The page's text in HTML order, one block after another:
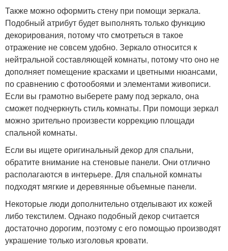
Также можно оформить стену при помощи зеркала.
Подобный атрибут будет выполнять только функцию
декорирования, потому что смотреться в такое
отражение не совсем удобно. Зеркало относится к
нейтральной составляющей комнаты, потому что оно не
дополняет помещение красками и цветными нюансами,
по сравнению с фотообоями и элементами живописи.
Если вы грамотно выберете раму под зеркало, она
сможет подчеркнуть стиль комнаты. При помощи зеркал
можно зрительно произвести коррекцию площади
спальной комнаты.
Если вы ищете оригинальный декор для спальни,
обратите внимание на стеновые панели. Они отлично
располагаются в интерьере. Для спальной комнаты
подходят мягкие и деревянные объемные панели.
Некоторые люди дополнительно отделывают их кожей
либо текстилем. Однако подобный декор считается
достаточно дорогим, поэтому с его помощью производят
украшение только изголовья кровати.